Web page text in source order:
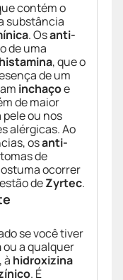
contém o
substância
. Osanti-
de uma
histamina, que o
de um
inchaçoe
de maior
pele ou nos
alérgicas. Ao
osanti-
de
ocorrer
deZyrtec.
se você tiver
ou a qualquer
à hidroxizina
. É